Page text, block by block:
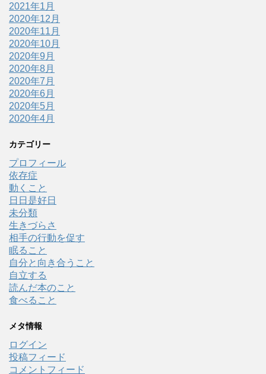
2021年1月
2020年12月
2020年11月
2020年10月
2020年9月
2020年8月
2020年7月
2020年6月
2020年5月
2020年4月
カテゴリー
プロフィール
依存症
動くこと
日日是好日
未分類
生きづらさ
相手の行動を促す
眠ること
自分と向き合うこと
自立する
読んだ本のこと
食べること
メタ情報
ログイン
投稿フィード
コメントフィード